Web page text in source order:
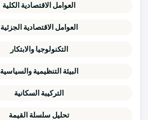
العوامل الاقتصادية الكلية
العوامل الاقتصادية الجزئية
التكنولوجيا والابتكار
البيئة التنظيمية والسياسية
التركيبة السكانية
تحليل سلسلة القيمة